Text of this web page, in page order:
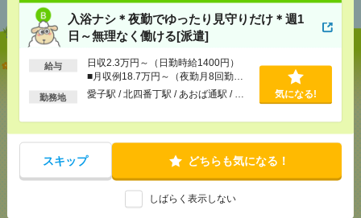
入浴ナシ＊夜勤でゆったり見守りだけ＊週1
日～無理なく働ける[派遣]
給与
日収2.3万円～（日勤時給1400円）
■月収例18.7万円～（夜勤月8回勤務
の場合）
勤務地 愛子駅 / 北四番丁駅 / あおば通駅 / … 気になる!
スキップ どちらも気になる！
しばらく表示しない
【日収2.2万円～×週2日～】病院で夜の見回りなど＠
看護師サポ[派遣]
月収例18万円～（夜勤月8回勤務の場合）
[月収例]15～20万円
気になる！